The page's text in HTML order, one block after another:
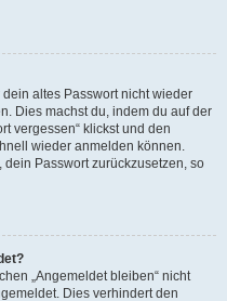
altes Passwort nicht wieder
Dies machst du, indem du auf der
vergessen“ klickst und den
wieder anmelden können.
Passwort zurückzusetzen, so
„Angemeldet bleiben“ nicht
Dies verhindert den